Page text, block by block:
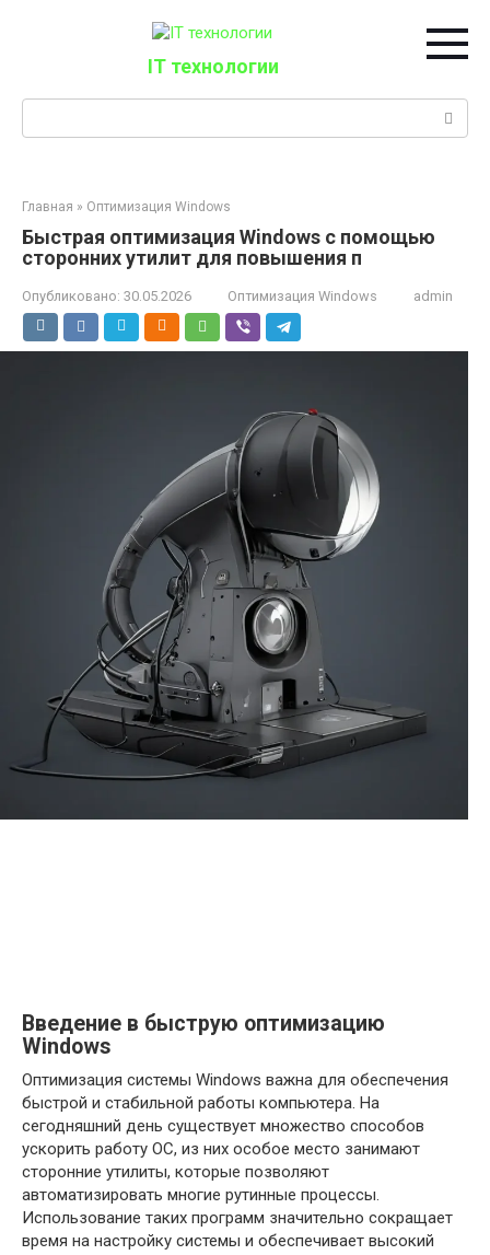
IT технологии
Главная » Оптимизация Windows
Быстрая оптимизация Windows с помощью
сторонних утилит для повышения п
Опубликовано: 30.05.2026 Оптимизация Windows admin
Введение в быструю оптимизацию
Windows
Оптимизация системы Windows важна для обеспечения
быстрой и стабильной работы компьютера. На
сегодняшний день существует множество способов
ускорить работу ОС, из них особое место занимают
сторонние утилиты, которые позволяют
автоматизировать многие рутинные процессы.
Использование таких программ значительно сокращает
время на настройку системы и обеспечивает высокий